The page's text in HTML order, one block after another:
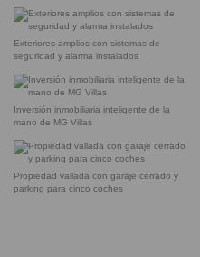
Exteriores amplios con sistemas de
seguridad y alarma instalados
Inversión inmobiliaria inteligente de la
mano de MG Villas
Propiedad vallada con garaje cerrado y
parking para cinco coches